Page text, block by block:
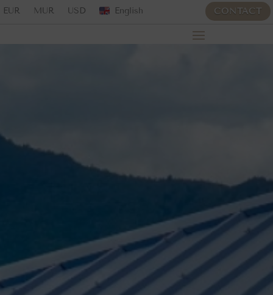
EUR MUR USD English CONTACT